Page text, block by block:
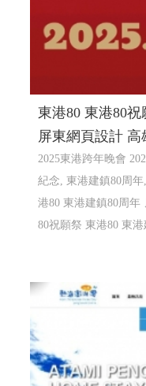
東港80 東港80
屏東網頁設計
2025東港跨年晚會
紀念, 東港建鎮80周
港80 東港建鎮80周年
80祝願祭 東港80 東